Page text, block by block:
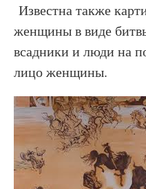
Известна также
женщины в виде
всадники и люди на
лицо женщины.